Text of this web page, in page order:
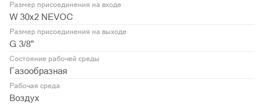
Размер присоединения на входе
W 30х2 NEVOC
Размер присоединения на выходе
G 3/8"
Состояние рабочей среды
Газообразная
Рабочая среда
Воздух